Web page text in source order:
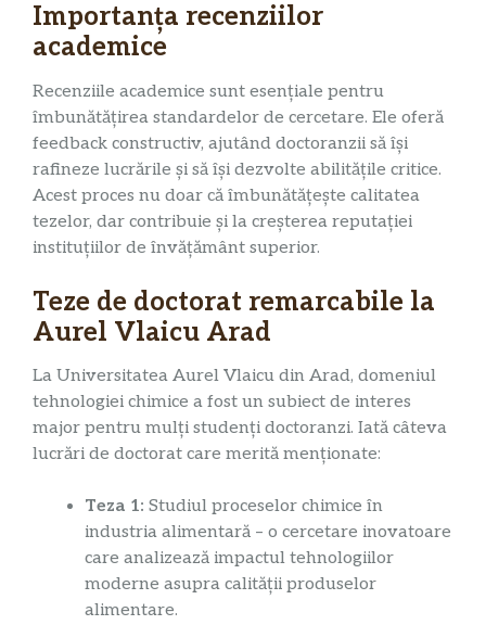
Importanța recenziilor
academice
Recenziile academice sunt esențiale pentru
îmbunătățirea standardelor de cercetare. Ele oferă
feedback constructiv, ajutând doctoranzii să își
rafineze lucrările și să își dezvolte abilitățile critice.
Acest proces nu doar că îmbunătățește calitatea
tezelor, dar contribuie și la creșterea reputației
instituțiilor de învățământ superior.
Teze de doctorat remarcabile la
Aurel Vlaicu Arad
La Universitatea Aurel Vlaicu din Arad, domeniul
tehnologiei chimice a fost un subiect de interes
major pentru mulți studenți doctoranzi. Iată câteva
lucrări de doctorat care merită menționate:
Teza 1: Studiul proceselor chimice în
industria alimentară – o cercetare inovatoare
care analizează impactul tehnologiilor
moderne asupra calității produselor
alimentare.